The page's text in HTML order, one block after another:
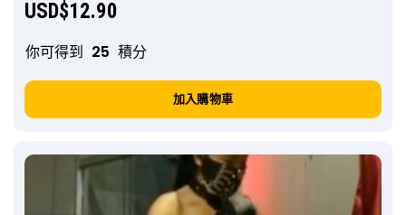
USD$12.90
你可得到 25 積分
加入購物車